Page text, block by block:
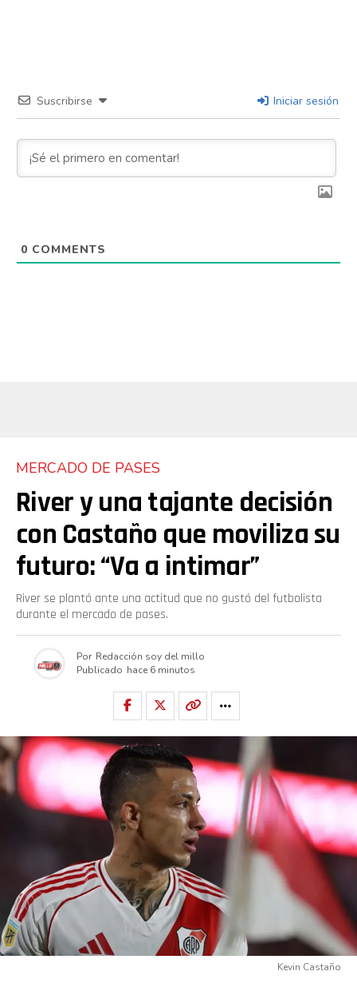
Suscribirse Iniciar sesión
0 COMMENTS
MERCADO DE PASES
River y una tajante decisión
con Castaño que moviliza su
futuro: “Va a intimar”
River se plantó ante una actitud que no gustó del futbolista
durante el mercado de pases.
Por Redacción soy del millo
Publicado hace 6 minutos
Kevin Castaño